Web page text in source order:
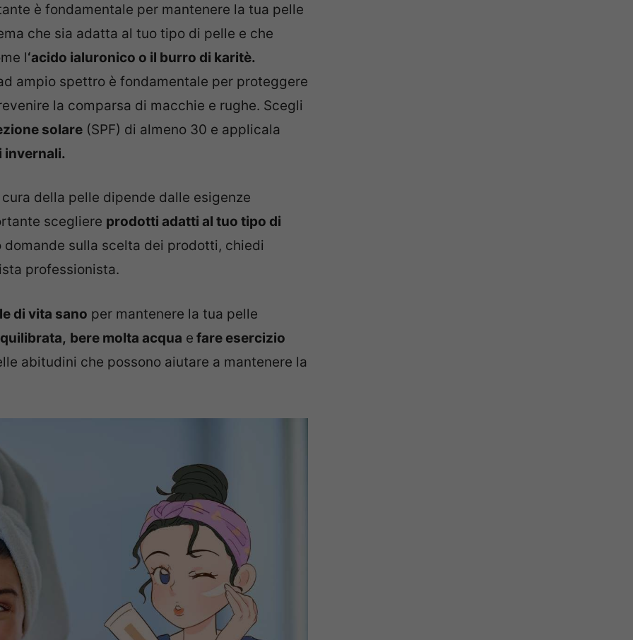
è fondamentale per mantenere la tua pelle
che sia adatta al tuo tipo di pelle e che
l‘acido ialuronico o il burro di karitè.
ampio spettro è fondamentale per proteggere
la comparsa di macchie e rughe. Scegli
solare (SPF) di almeno 30 e applicala
invernali.
della pelle dipende dalle esigenze
scegliere prodotti adatti al tuo tipo di
domande sulla scelta dei prodotti, chiedi
professionista.
di vita sano per mantenere la tua pelle
bere molta acqua e fare esercizio
abitudini che possono aiutare a mantenere la